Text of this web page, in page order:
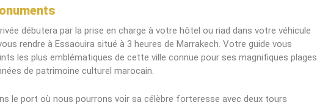
débutera par la prise en charge à votre hôtel ou riad dans votre véhicule
rendre à Essaouira situé à 3 heures de Marrakech. Votre guide vous
les plus emblématiques de cette ville connue pour ses magnifiques plages
de patrimoine culturel marocain.
le port où nous pourrons voir sa célèbre forteresse avec deux tours